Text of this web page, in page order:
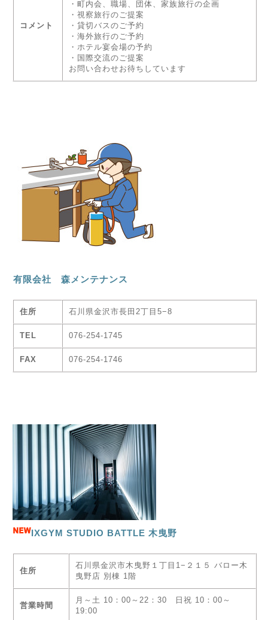
コメント
・町内会、職場、団体、家族旅行の企画
・視察旅行のご提案
・貸切バスのご予約
・海外旅行のご予約
・ホテル宴会場の予約
・国際交流のご提案
お問い合わせお待ちしています
有限会社 森メンテナンス
住所 石川県金沢市長田2丁目5−8
TEL 076-254-1745
FAX 076-254-1746
IXGYM STUDIO BATTLE 木曳野
住所
石川県金沢市木曳野１丁目1−２１５ バロー木
曳野店 別棟 1階
営業時間
月～土 10：00～22：30 日祝 10：00～
19:00